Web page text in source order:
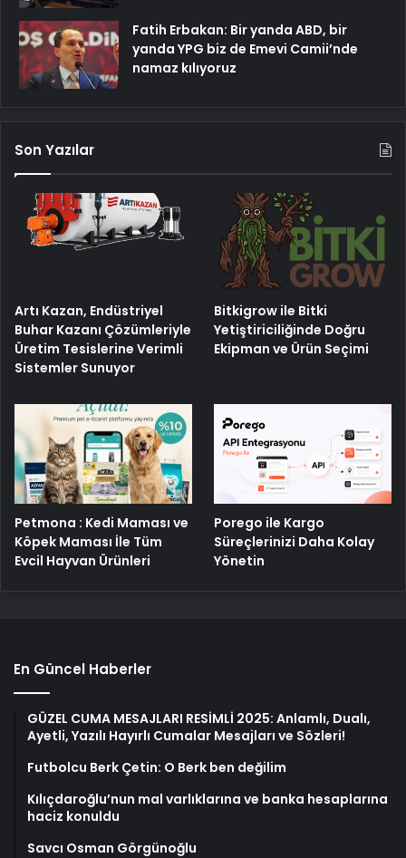
Fatih Erbakan: Bir yanda ABD, bir
yanda YPG biz de Emevi Camii’nde
namaz kılıyoruz
Son Yazılar
Artı Kazan, Endüstriyel
Buhar Kazanı Çözümleriyle
Üretim Tesislerine Verimli
Sistemler Sunuyor
Bitkigrow ile Bitki
Yetiştiriciliğinde Doğru
Ekipman ve Ürün Seçimi
Petmona : Kedi Maması ve
Köpek Maması İle Tüm
Evcil Hayvan Ürünleri
Porego ile Kargo
Süreçlerinizi Daha Kolay
Yönetin
En Güncel Haberler
GÜZEL CUMA MESAJLARI RESİMLİ 2025: Anlamlı, Dualı,
Ayetli, Yazılı Hayırlı Cumalar Mesajları ve Sözleri!
Futbolcu Berk Çetin: O Berk ben değilim
Kılıçdaroğlu’nun mal varlıklarına ve banka hesaplarına
haciz konuldu
Savcı Osman Görgünoğlu